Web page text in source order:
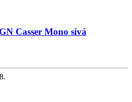
Casser Mono sivá